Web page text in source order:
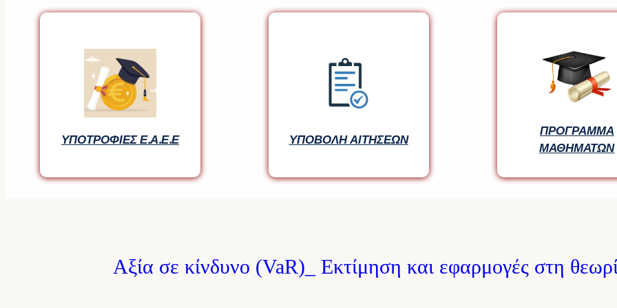
ΥΠΟΤΡΟΦΙΕΣ Ε.Α.Ε.Ε ΥΠΟΒΟΛΗ ΑΙΤΗΣΕΩΝ
ΠΡΟΓΡΑΜΜΑ
ΜΑΘΗΜΑΤΩΝ
ΥΠΟΤΡΟΦΙΕΣ Ε.Α.Ε.Ε ΥΠΟΒΟΛΗ ΑΙΤΗΣΕΩΝ
ΠΡΟΓΡΑΜΜΑ
ΜΑΘΗΜΑΤΩΝ
Αξία σε κίνδυνο (VaR)_ Εκτίμηση και εφαρμογές στη